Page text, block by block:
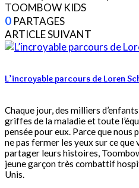
TOOMBOW KIDS
0 PARTAGES
ARTICLE SUIVANT
L’incroyable parcours de Loren
Chaque jour, des milliers
griffes de la maladie et toute
pensée pour eux. Parce que nous
ne pas fermer les yeux sur ce
partager leurs histoires,
jeune garçon très combattif
Unis.